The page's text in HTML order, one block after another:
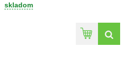
skladom